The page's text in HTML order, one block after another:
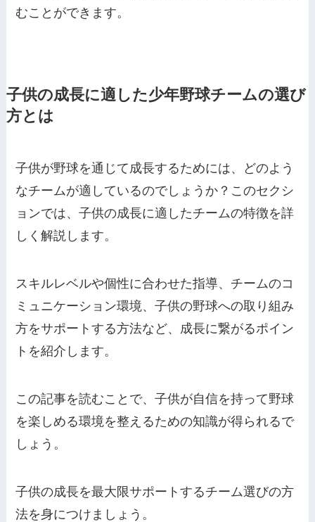
むことができます。
子供の成長に適した少年野球チームの選び
方とは
子供が野球を通じて成長するためには、どのよう
なチームが適しているのでしょうか？このセクシ
ョンでは、子供の成長に適したチームの特徴を詳
しく解説します。
スキルレベルや個性に合わせた指導、チームのコ
ミュニケーション環境、子供の野球への取り組み
方をサポートする方法など、成長に繋がるポイン
トを紹介します。
この記事を読むことで、子供が自信を持って野球
を楽しめる環境を整えるための知識が得られるで
しょう。
子供の成長を最大限サポートするチーム選びの方
法を身につけましょう。